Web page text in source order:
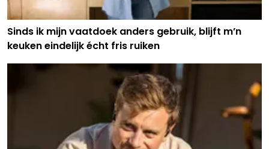
Sinds ik mijn vaatdoek anders gebruik, blijft m’n
keuken eindelijk écht fris ruiken